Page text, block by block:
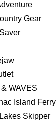
Gear
WAVES
Island Ferry
Skipper